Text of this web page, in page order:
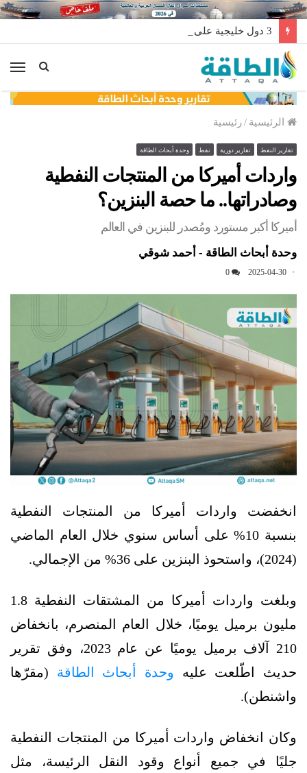
3 دول خليجية على رادار أرو دريلينغ لتصدير منصات الحفر
الرئيسية /رئيسية
تقارير النفط تقارير دورية نفط وحدة أبحاث الطاقة
واردات أميركا من المنتجات النفطية
وصادراتها.. ما حصة البنزين؟
أميركا أكبر مستورد ومُصدر للبنزين في العالم
وحدة أبحاث الطاقة - أحمد شوقي
2025-04-30
0
انخفضت واردات أميركا من المنتجات النفطية
بنسبة 10% على أساس سنوي خلال العام الماضي
(2024)، واستحوذ البنزين على 36% من الإجمالي.
وبلغت واردات أميركا من المشتقات النفطية 1.8
مليون برميل يوميًا، خلال العام المنصرم، بانخفاض
210 آلاف برميل يوميًا عن عام 2023، وفق تقرير
حديث اطّلعت عليه وحدة أبحاث الطاقة (مقرّها
واشنطن).
وكان انخفاض واردات أميركا من المنتجات النفطية
جليًا في جميع أنواع وقود النقل الرئيسة، مثل